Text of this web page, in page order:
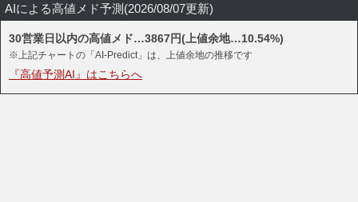
AIによる高値メド予測(2026/08/07更新)
30営業日以内の高値メド…3867円(上値余地…10.54%)
※上記チャートの「AI-Predict」は、上値余地の推移です
『高値予測AI』はこちらへ